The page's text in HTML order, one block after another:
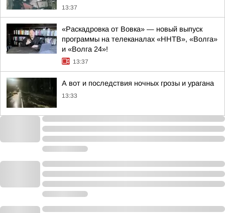
13:37
«Раскадровка от Вовка» — новый выпуск
программы на телеканалах «ННТВ», «Волга»
и «Волга 24»!
13:37
А вот и последствия ночных грозы и урагана
13:33